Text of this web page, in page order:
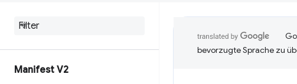
Manifest V2
bevorzugte Sprache zu